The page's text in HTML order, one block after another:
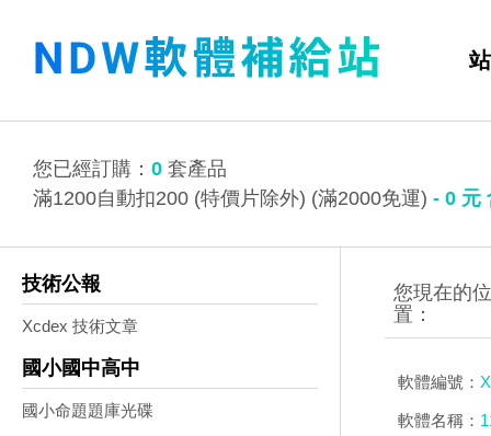
您已經訂購： 0 套產品
滿1200自動扣200 (特價片除外) (滿2000免運) - 0 元
技術公報
Xcdex 技術文章
國小國中高中
國小命題題庫光碟
軟體編號：
軟體名稱：